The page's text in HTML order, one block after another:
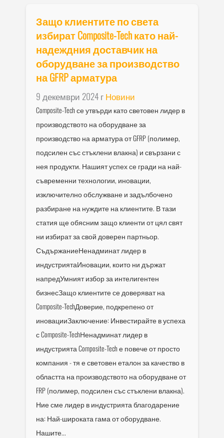
Защо клиентите по света
избират Composite-Tech като най-
надеждния доставчик на
оборудване за производство
на GFRP арматура
9 декември 2024 гНовини
Composite-Tech се утвърди като световен лидер в
производството на оборудване за
производство на арматура от GFRP (полимер,
подсилен със стъклени влакна) и свързани с
нея продукти. Нашият успех се гради на най-
съвременни технологии, иновации,
изключително обслужване и задълбочено
разбиране на нуждите на клиентите. В тази
статия ще обясним защо клиенти от цял свят
ни избират за свой доверен партньор.
СъдържаниеНенадминат лидер в
индустриятаИновации, които ни държат
напредУмният избор за интелигентен
бизнесЗащо клиентите се доверяват на
Composite-TechДоверие, подкрепено от
иновацииЗаключение: Инвестирайте в успеха
с Composite-TechНенадминат лидер в
индустрията Composite-Tech е повече от просто
компания - тя е световен еталон за качество в
областта на производството на оборудване от
FRP (полимер, подсилен със стъклени влакна).
Ние сме лидер в индустрията благодарение
на: Най-широката гама от оборудване.
Нашите...